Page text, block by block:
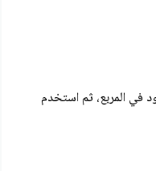
في المربع، ثم استخدم